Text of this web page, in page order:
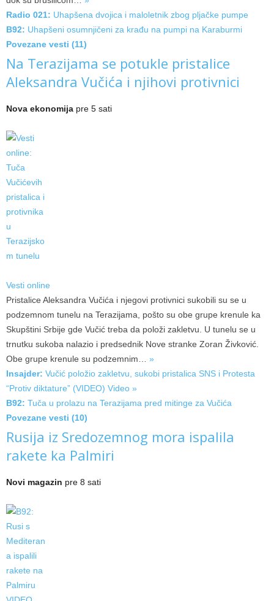
Radio 021: Uhapšena dvojica i maloletnik zbog pljačke pumpe
B92: Uhapšeni osumnjičeni za krađu na pumpi na Karaburmi
Povezane vesti (11)
Na Terazijama se potukle pristalice
Aleksandra Vučića i njihovi protivnici
Nova ekonomija pre 5 sati
Vesti online
Pristalice Aleksandra Vučića i njegovi protivnici sukobili su se u
podzemnom tunelu na Terazijama, pošto su obe grupe krenule ka
Skupštini Srbije gde Vučić treba da položi zakletvu. U tunelu se u
trnutku sukoba nalazio i predsednik Nove stranke Zoran Živković.
Obe grupe krenule su podzemnim… »
Insajder: Vučić položio zakletvu, sukobi pristalica SNS i Protesta
“Protiv diktature” (VIDEO) Video »
B92: Tuča u prolazu na Terazijama pred mitinge za Vučića
Povezane vesti (10)
Rusija iz Sredozemnog mora ispalila
rakete ka Palmiri
Novi magazin pre 8 sati